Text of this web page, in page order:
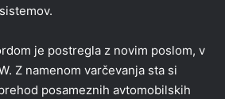
je postregla z novim poslom, v
Z namenom varčevanja sta si
posameznih avtomobilskih